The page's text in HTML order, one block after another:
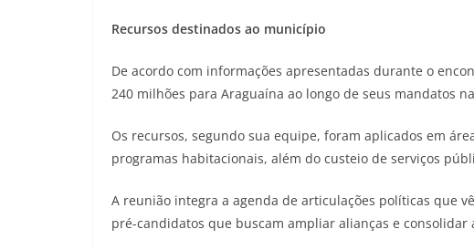
Recursos destinados ao município
De acordo com informações apresentadas durante o
240 milhões para Araguaína ao longo de seus mandatos
Os recursos, segundo sua equipe, foram aplicados em
programas habitacionais, além do custeio de serviços
A reunião integra a agenda de articulações políticas que
pré-candidatos que buscam ampliar alianças e